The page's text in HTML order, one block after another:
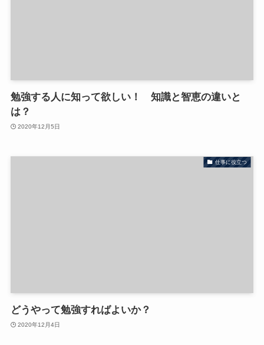
勉強する人に知って欲しい！ 知識と智恵の違いと
は？
2020年12月5日
仕事に役立つ
どうやって勉強すればよいか？
2020年12月4日